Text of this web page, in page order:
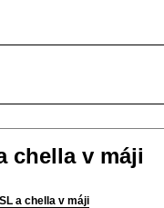
chella v máji
a chella v máji